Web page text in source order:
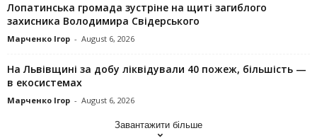
Лопатинська громада зустріне на щиті загиблого
захисника Володимира Свідерського
Марченко Ігор - August 6, 2026
На Львівщині за добу ліквідували 40 пожеж, більшість —
в екосистемах
Марченко Ігор - August 6, 2026
Завантажити більше